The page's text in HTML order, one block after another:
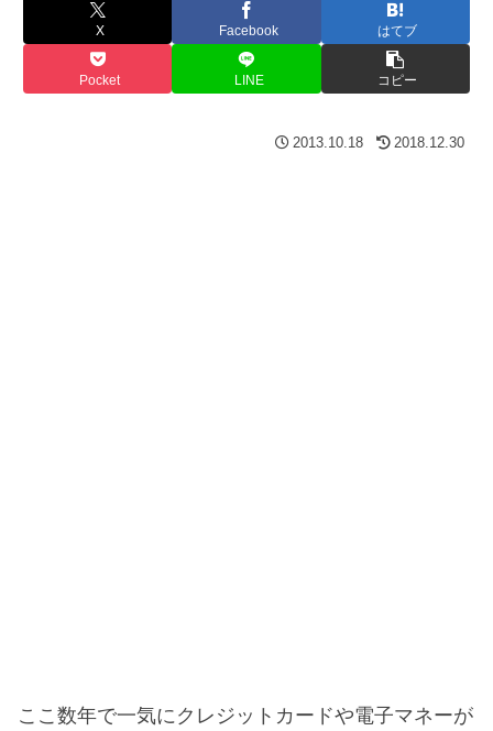
X Facebook はてブ
Pocket LINE コピー
2013.10.18 2018.12.30
ここ数年で一気にクレジットカードや電子マネーが